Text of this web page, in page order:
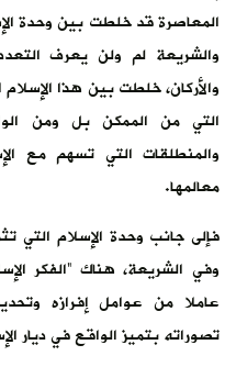
المعاصرة قد خلطت بين وحدة
والشريعة لم ولن يعرف
والأركان، خلطت بين هذا
التي من الممكن بل ومن
والمنطلقات التي تسهم مع
معالمها.
فإلى جانب وحدة الإسلام التي
وفي الشريعة، هناك “الفكر
عاملا من عوامل إفرازه
تصوراته بتميز الواقع في ديار